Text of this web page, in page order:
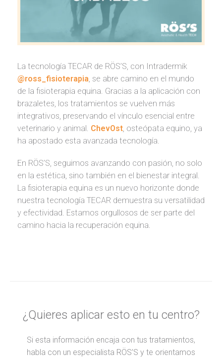
La tecnología TECAR de RÖS’S, con Intradermik
@ross_fisioterapia, se abre camino en el mundo
de la fisioterapia equina. Gracias a la aplicación con
brazaletes, los tratamientos se vuelven más
integrativos, preservando el vínculo esencial entre
veterinario y animal. ChevOst, osteópata equino, ya
ha apostado esta avanzada tecnología.
En RÖS’S, seguimos avanzando con pasión, no solo
en la estética, sino también en el bienestar integral.
La fisioterapia equina es un nuevo horizonte donde
nuestra tecnología TECAR demuestra su versatilidad
y efectividad. Estamos orgullosos de ser parte del
camino hacia la recuperación equina.
¿Quieres aplicar esto en tu centro?
Si esta información encaja con tus tratamientos,
habla con un especialista RÖS’S y te orientamos